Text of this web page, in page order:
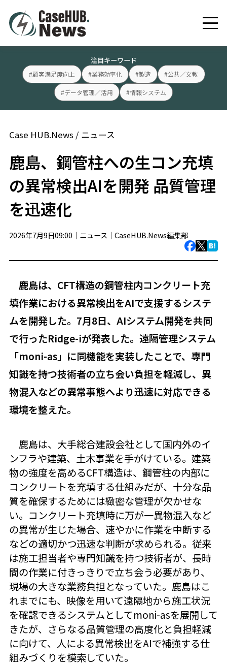
注目キーワード
#顧客満足度向上 #業務効率化 #製造 #公共／文教
#データ管理／活用 #情報システム
Case HUB.News / ニュース
鹿島、鋼管柱への生コン充填
の異常検出AIを開発 品質管理
を迅速化
2026年7月9日09:00｜ ニュース ｜ CaseHUB.News編集部
鹿島は、CFT構造の鋼管柱内コンクリート充
填作業における異常検出をAIで支援するシステ
ムを開発した。7月8日、AIシステム開発を共同
で行ったRidge-iが発表した。遠隔管理システム
「moni-as」に同機能を実装したことで、専門
知識を持つ技術者の立ち会い負担を軽減し、異
物混入などの異常事態へより迅速に対応できる
環境を整えた。
鹿島は、大手総合建設会社として国内外のイ
ンフラや建築、土木事業を手がけている。建築
物の強度を高めるCFT構造は、鋼管柱の内部に
コンクリートを充填する仕組みだが、十分な品
質を確保するためには緻密な管理が欠かせな
い。コンクリート充填時に万が一異物混入など
の異常が生じた場合、速やかに作業を中断する
などの適切かつ迅速な判断が求められる。従来
は施工担当者や専門知識を持つ技術者が、長時
間の作業に付きっきりで立ち会う必要があり、
現場の大きな業務負担となっていた。鹿島はこ
れまでにも、映像を用いて遠隔地から施工状況
を確認できるシステムとしてmoni-asを展開して
きたが、さらなる品質管理の高度化と負担軽減
に向けて、人による異常検出をAIで補強する仕
組みづくりを模索していた。